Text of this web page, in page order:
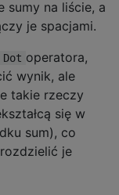
sumy na liście, a
je spacjami.
Dot operatora,
wynik, ale
takie rzeczy
się w
sum), co
je